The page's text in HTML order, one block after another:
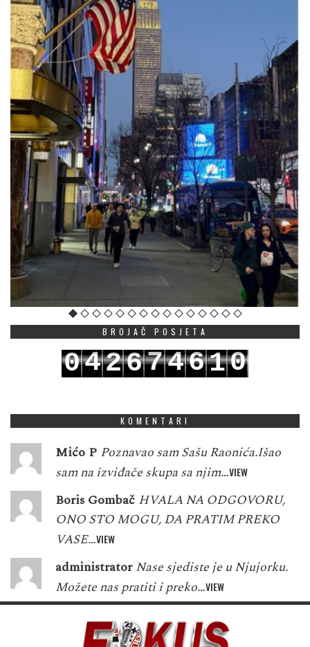
BROJAČ POSJETA
042674610
KOMENTARI
Mićo P Poznavao sam Sašu Raonića.Išao
sam na izviđače skupa sa njim…VIEW
Boris Gombač HVALA NA ODGOVORU,
ONO STO MOGU, DA PRATIM PREKO
VASE…VIEW
administrator Nase sjediste je u Njujorku.
Možete nas pratiti i preko…VIEW